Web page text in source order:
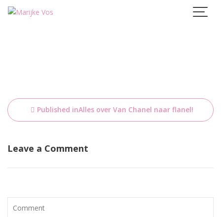
Skip
Bericht
navigatie
Published inAlles over Van Chanel naar flanel!
Leave a Comment